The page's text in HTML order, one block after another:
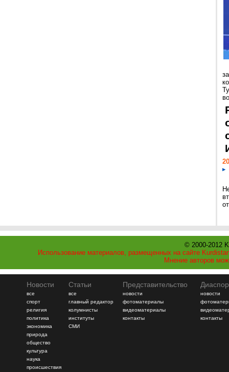
© 2000-2012
Использование материалов, размещенных на сайте
Мнение авторов
Новости
все
спорт
религия
политика
экономика
природа
общество
культура
наука
происшествия
Статьи
все
главный редактор
колумнисты
институты
СМИ
Представительство
новости
фотоматериалы
видеоматериалы
контакты
новости
контакты